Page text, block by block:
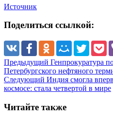
Источник
Поделиться ссылкой:
Предыдущий Генпрокуратура
Петербургского нефтяного
Следующий Индия смогла
космосе: стала четвертой в мире
Читайте также